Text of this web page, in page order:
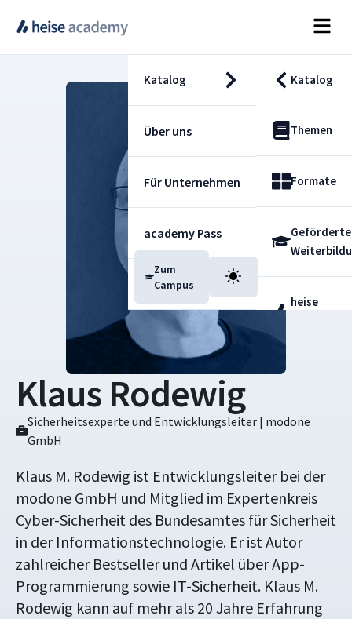
Katalog Katalog
Themen
Formate
Geförderte
heise
Über uns
Für Unternehmen
academy Pass
Blog
Zum
Campus
Klaus Rodewig
Sicherheitsexperte und Entwicklungsleiter | modone
GmbH
Klaus M. Rodewig ist Entwicklungsleiter bei der
modone GmbH und Mitglied im Expertenkreis
Cyber-Sicherheit des Bundesamtes für Sicherheit
in der Informationstechnologie. Er ist Autor
zahlreicher Bestseller und Artikel über App-
Programmierung sowie IT-Sicherheit. Klaus M.
Rodewig kann auf mehr als 20 Jahre Erfahrung